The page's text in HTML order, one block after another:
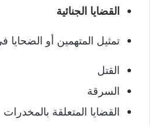
القضايا الجنائية
تمثيل المتهمين أو الضحايا
القتل
السرقة
القضايا المتعلقة بالمخدرات